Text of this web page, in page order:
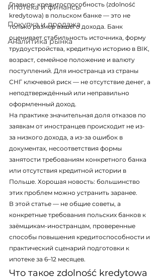
Ипотека и финансы
Покупка и продажа
Аналитика рынка
Главное: кредитоспособность (zdolność
kredytowa) в польском банке — это не
только размер вашего дохода. Банк
оценивает стабильность источника, форму
трудоустройства, кредитную историю в BIK,
возраст, семейное положение и валюту
поступлений. Для иностранца из страны
СНГ ключевой риск — не отсутствие денег, а
неподтверждённый или неправильно
оформленный доход.
На практике значительная доля отказов по
заявкам от иностранцев происходит не из-
за низкого дохода, а из-за ошибок в
документах, несоответствия формы
занятости требованиям конкретного банка
или отсутствия кредитной истории в
Польше. Хорошая новость: большинство
этих проблем можно устранить заранее.
В этой статье — не общие советы, а
конкретные требования польских банков к
заёмщикам-иностранцам, проверенные
способы повышения кредитоспособности и
практический сценарий подготовки к
ипотеке за 6–12 месяцев.
Что такое zdolność kredytowa